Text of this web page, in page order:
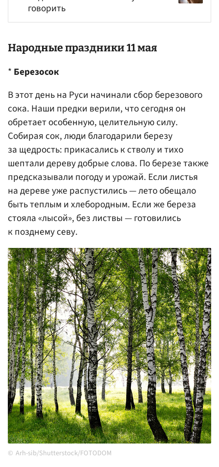
говорить
Народные праздники 11 мая
* Березосок
В этот день на Руси начинали сбор березового
сока. Наши предки верили, что сегодня он
обретает особенную, целительную силу.
Собирая сок, люди благодарили березу
за щедрость: прикасались к стволу и тихо
шептали дереву добрые слова. По березе также
предсказывали погоду и урожай. Если листья
на дереве уже распустились — лето обещало
быть теплым и хлебородным. Если же береза
стояла «лысой», без листвы — готовились
к позднему севу.
Arh-sib/Shutterstock/FOTODOM